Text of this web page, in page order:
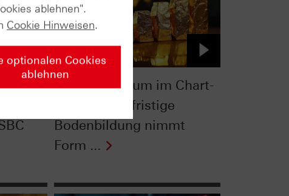
Check: Gold, Palladium im Chart-
Check: Langfristige
Bodenbildung nimmt
Form ...
ablehnen".
Cookie Hinweisen.
optionalen Cookies
ablehnen